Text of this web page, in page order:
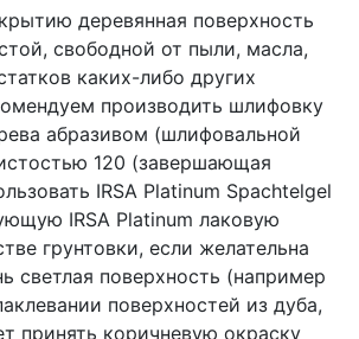
деревянная поверхность
свободной от пыли, масла,
каких-либо других
производить шлифовку
абразивом (шлифовальной
120 (завершающая
IRSA Platinum Spachtelgel
IRSA Platinum лаковую
грунтовки, если желательна
светлая поверхность (например
поверхностей из дуба,
принять коричневую окраску